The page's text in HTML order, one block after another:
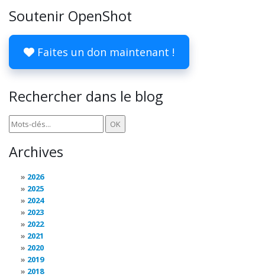
Soutenir OpenShot
Faites un don maintenant !
Rechercher dans le blog
Archives
2026
2025
2024
2023
2022
2021
2020
2019
2018